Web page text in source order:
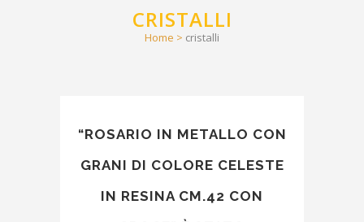
CRISTALLI
Home > cristalli
“ROSARIO IN METALLO CON
GRANI DI COLORE CELESTE
IN RESINA CM.42 CON